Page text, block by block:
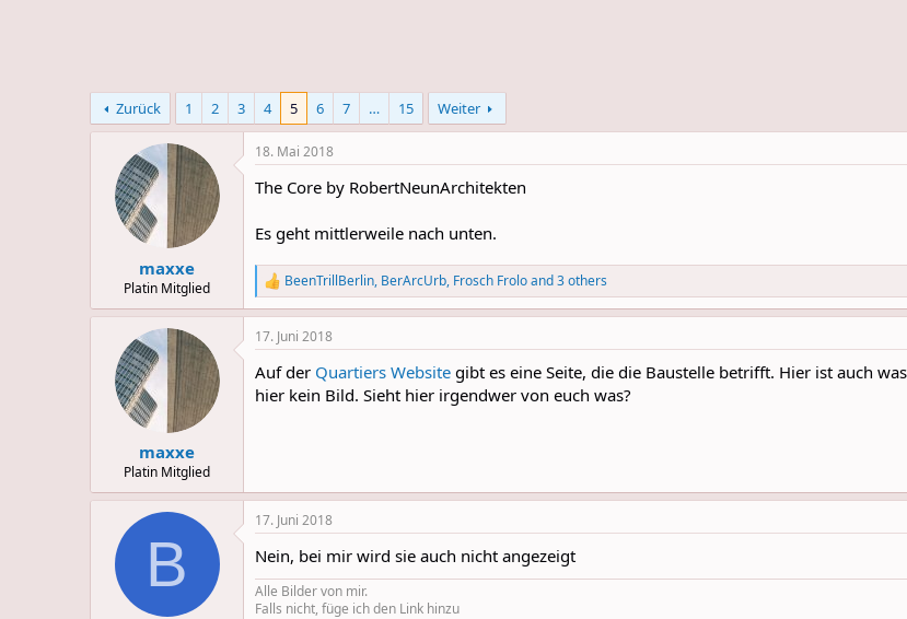
Zurück 1 2 3 4 5 6 7 … 15 Weiter
maxxe
Platin Mitglied
18. Mai 2018
The Core by RobertNeunArchitekten
Es geht mittlerweile nach unten.
R
e
a
c
i
o
BeenTrillBerlin, BerArcUrb, Frosch Froloand 3 others
maxxe
Platin Mitglied
17. Juni 2018
Auf der Quartiers Website gibt es eine Seite, die die Baustelle betrifft. Hier ist auch
hier kein Bild. Sieht hier irgendwer von euch was?
B
17. Juni 2018
Nein, bei mir wird sie auch nicht angezeigt
Alle Bilder von mir.
Falls nicht, füge ich den Link hinzu